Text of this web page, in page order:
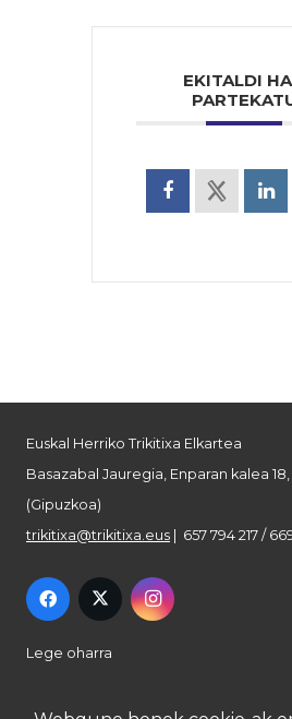
EKITALDI
Euskal Herriko Trikitixa Elkartea
Basazabal Jauregia, Enparan kalea
(Gipuzkoa)
trikitixa@trikitixa.eus | 657 794 217 /
Lege oharra
Pribatutasun politika